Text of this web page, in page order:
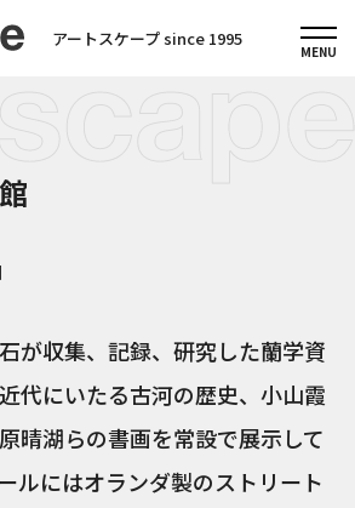
アートスケープ since 1995
が収集、記録、研究した蘭学資
代にいたる古河の歴史、小山霞
晴湖らの書画を常設で展示して
ルにはオランダ製のストリート